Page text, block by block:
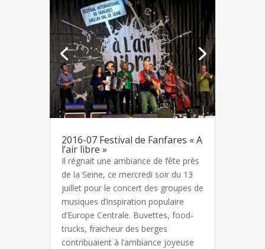
2016-07 Festival de Fanfares « A
l’air libre »
Il régnait une ambiance de fête près
de la Seine, ce mercredi soir du 13
juillet pour le concert des groupes de
musiques d’inspiration populaire
d’Europe Centrale. Buvettes, food-
trucks, fraicheur des berges
contribuaient à l’ambiance joyeuse